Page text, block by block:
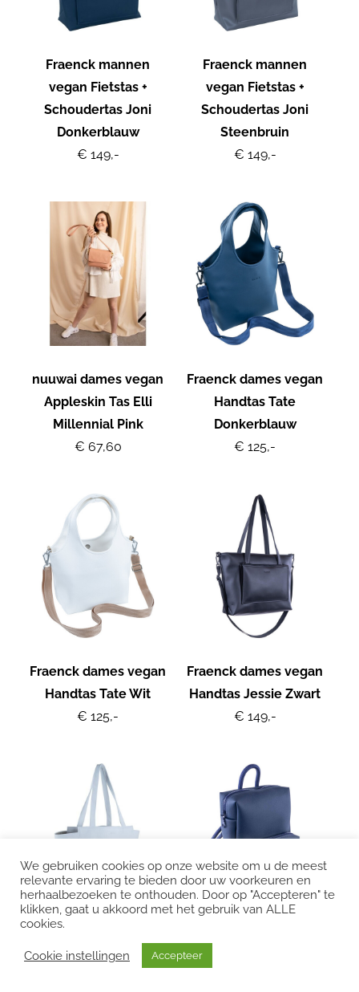
Fraenck mannen
vegan Fietstas +
Schoudertas Joni
Donkerblauw
€ 149,-
Fraenck mannen
vegan Fietstas +
Schoudertas Joni
Steenbruin
€ 149,-
nuuwai dames vegan
Appleskin Tas Elli
Millennial Pink
€ 67,60
Fraenck dames vegan
Handtas Tate
Donkerblauw
€ 125,-
Fraenck dames vegan
Handtas Tate Wit
€ 125,-
Fraenck dames vegan
Handtas Jessie Zwart
€ 149,-
Fraenck dames vegan
Handtas Jayme Wit
Fraenck mannen
vegan Rugtas Ellis
We gebruiken cookies op onze website om u de meest
relevante ervaring te bieden door uw voorkeuren en
herhaalbezoeken te onthouden. Door op "Accepteren" te
klikken, gaat u akkoord met het gebruik van ALLE
cookies.
Cookie instellingen Accepteer